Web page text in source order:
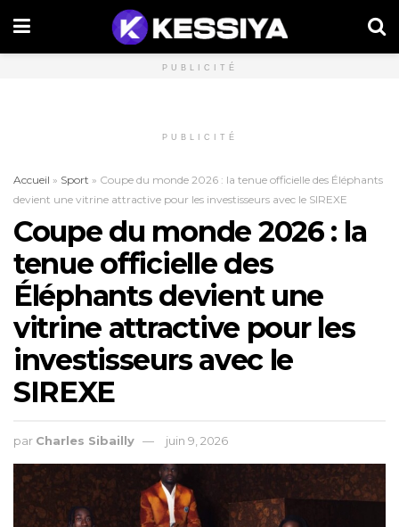
PUBLICITÉ
PUBLICITÉ
Accueil » Sport » Coupe du monde 2026 : la tenue officielle des Éléphants
devient une vitrine attractive pour les investisseurs avec le SIREXE
Coupe du monde 2026 : la
tenue officielle des
Éléphants devient une
vitrine attractive pour les
investisseurs avec le
SIREXE
par Charles Sibailly juin 9, 2026